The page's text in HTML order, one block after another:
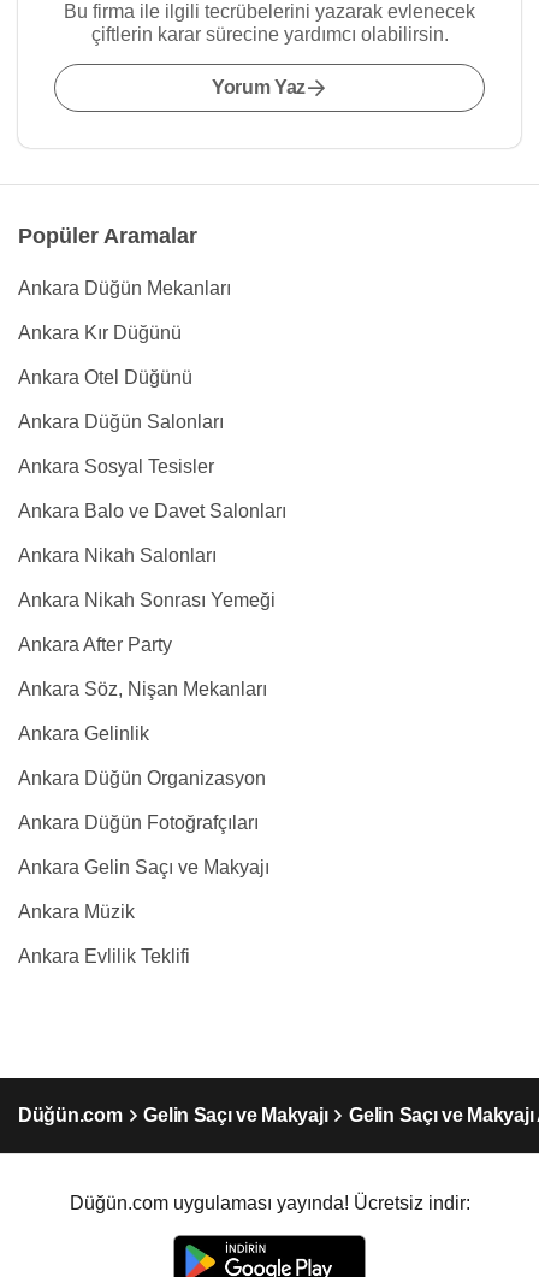
Bu firma ile ilgili tecrübelerini yazarak evlenecek
çiftlerin karar sürecine yardımcı olabilirsin.
Yorum Yaz
Popüler Aramalar
Ankara Düğün Mekanları
Ankara Kır Düğünü
Ankara Otel Düğünü
Ankara Düğün Salonları
Ankara Sosyal Tesisler
Ankara Balo ve Davet Salonları
Ankara Nikah Salonları
Ankara Nikah Sonrası Yemeği
Ankara After Party
Ankara Söz, Nişan Mekanları
Ankara Gelinlik
Ankara Düğün Organizasyon
Ankara Düğün Fotoğrafçıları
Ankara Gelin Saçı ve Makyajı
Ankara Müzik
Ankara Evlilik Teklifi
Düğün.com Gelin Saçı ve Makyajı Gelin Saçı ve
Düğün.com uygulaması yayında! Ücretsiz indir: